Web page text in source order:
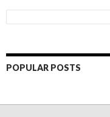
POPULAR POSTS